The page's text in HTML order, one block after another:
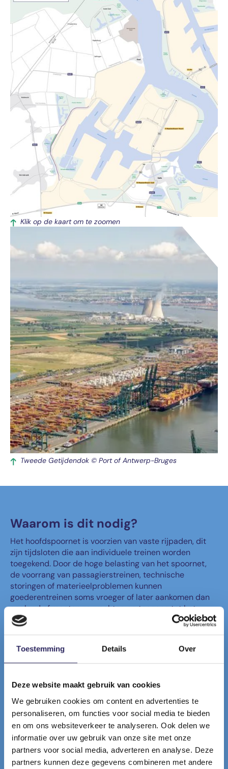
Toestemming Details Over
Deze website maakt gebruik van cookies
We gebruiken cookies om content en advertenties te
personaliseren, om functies voor social media te bieden
en om ons websiteverkeer te analyseren. Ook delen we
informatie over uw gebruik van onze site met onze
partners voor social media, adverteren en analyse. Deze
partners kunnen deze gegevens combineren met andere
Klik op de kaart om te zoomen
Tweede Getijdendok © Port of Antwerp-Bruges
Waarom is dit nodig?
Het hoofdspoornet is voorzien van vaste rijpaden, dit
zijn tijdsloten die aan individuele treinen worden
toegekend. Door de hoge belasting van het spoornet,
de voorrang van passagierstreinen, technische
storingen of materieelproblemen kunnen
goederentreinen soms vroeger of later aankomen dan
gepland of moeten ze wachten op toegang tot het
hoofdnet.
De spoorbundel zorgt ook voor een gespreide aankomst
van treinen bij de terminals zodat hun operaties vlotter
gebruikt voor veiligheids- en technische controles.